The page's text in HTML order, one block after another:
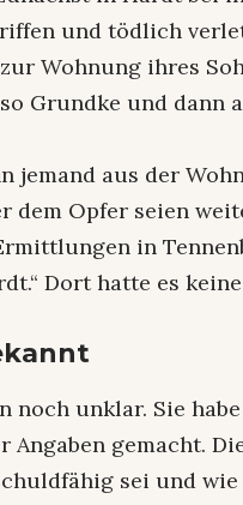
und tödlich
Wohnung ihres
Grundke und dann
jemand aus der
dem Opfer seien
in
Dort hatte es
noch unklar. Sie
gemacht.
sei und